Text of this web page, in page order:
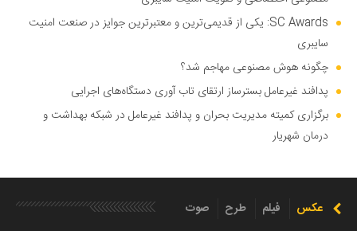
SC Awards: یکی از قدیمی‌ترین و معتبرترین جوایز در صنعت امنیت
سایبری
چگونه هوش مصنوعی مهاجم شد؟
پدافند غیرعامل بسترساز ارتقای تاب آوری دستگاه‌های اجرایی
برگزاری کمیته مدیریت بحران و پدافند غیرعامل در شبکه بهداشت و
درمان شهریار
عکس فیلم طرح صوت